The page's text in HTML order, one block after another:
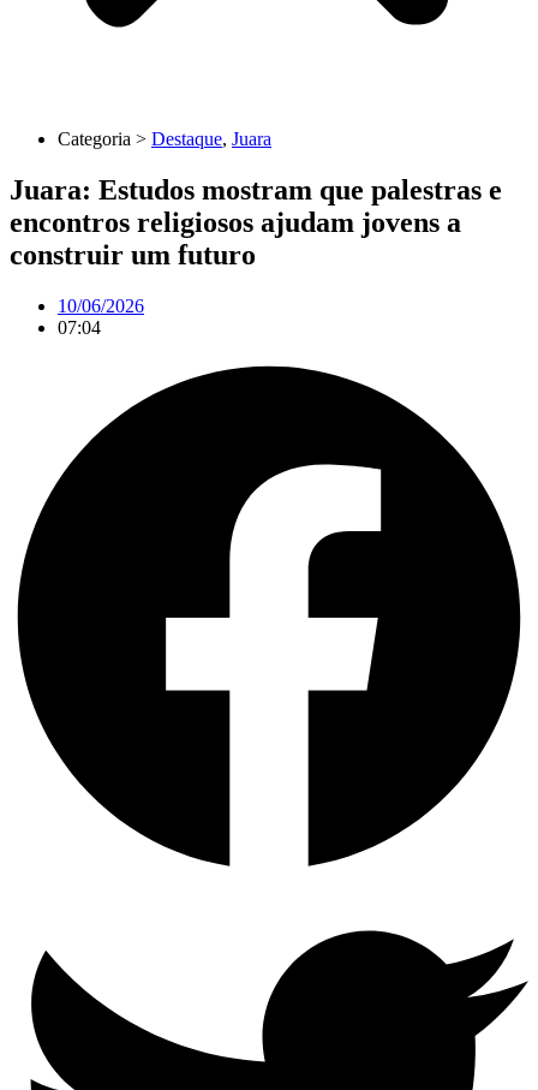
Categoria > Destaque, Juara
Juara: Estudos mostram que palestras e
encontros religiosos ajudam jovens a
construir um futuro
10/06/2026
07:04